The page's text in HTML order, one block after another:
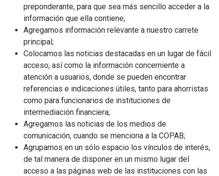
preponderante, para que sea más sencillo acceder a la
información que ella contiene;
Agregamos información relevante a nuestro carrete
principal;
Colocamos las noticias destacadas en un lugar de fácil
acceso; así como la información concerniente a
atención a usuarios, donde se pueden encontrar
referencias e indicaciones útiles, tanto para ahorristas
como para funcionarios de instituciones de
intermediación financiera;
Agregamos las noticias de los medios de
comunicación, cuando se menciona a la COPAB;
Agrupamos en un sólo espacio los vínculos de interés,
de tal manera de disponer en un mismo lugar del
acceso a las páginas web de las instituciones con las